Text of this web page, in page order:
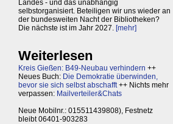
Landes - und das unabhängig
selbstorganisiert. Beteiligen wir uns wieder an
der bundesweiten Nacht der Bibliotheken?
Die nächste ist im Jahr 2027. [mehr]
Weiterlesen
Kreis Gießen: B49-Neubau verhindern ++
Neues Buch: Die Demokratie überwinden,
bevor sie sich selbst abschafft++ Nichts mehr
verpassen: Mailverteiler&Chats
Neue Mobilnr.: 015511439808), Festnetz
bleibt 06401-903283